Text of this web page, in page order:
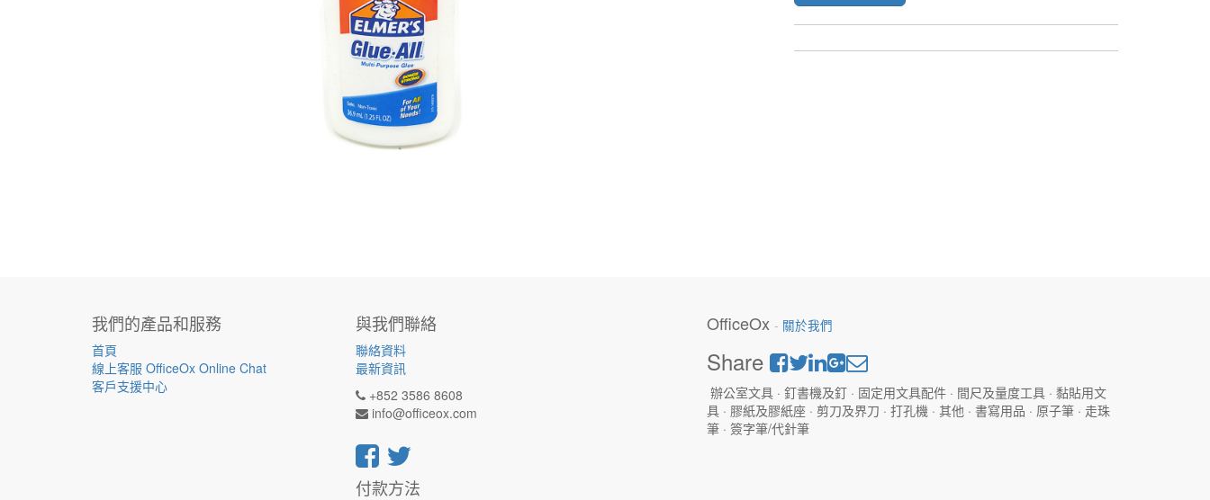
我們的產品和服務
首頁
線上客服 OfficeOx Online Chat
客戶支援中心
與我們聯絡
聯絡資料
最新資訊
+852 3586 8608
info@officeox.com
付款方法
OfficeOx - 關於我們
Share
辦公室文具 · 釘書機及釘 · 固定用文具配件 · 間尺及量度工具 · 黏貼用文
具 · 膠紙及膠紙座 · 剪刀及界刀 · 打孔機 · 其他 · 書寫用品 · 原子筆 · 走珠
筆 · 簽字筆/代針筆